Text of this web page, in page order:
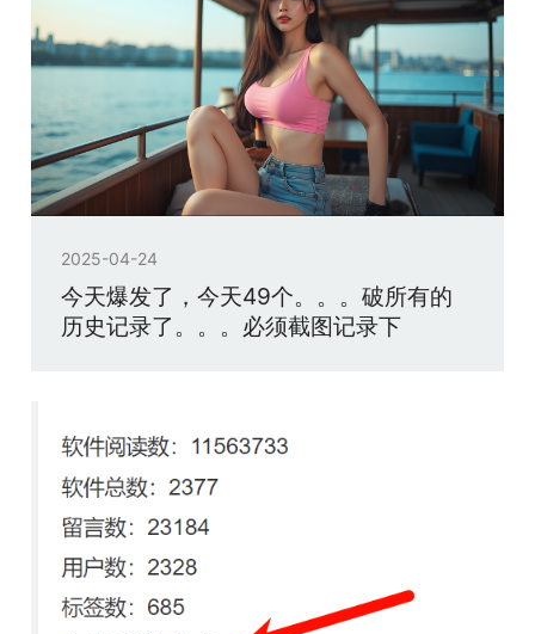
2025-04-24
今天爆发了，今天49个。。。破所有的
历史记录了。。。必须截图记录下